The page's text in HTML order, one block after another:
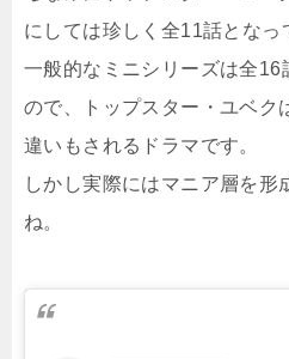
にしては珍しく全11話となっ
一般的なミニシリーズは全16
ので、トップスター・ユベク
違いもされるドラマです。
しかし実際にはマニア層を形
ね。